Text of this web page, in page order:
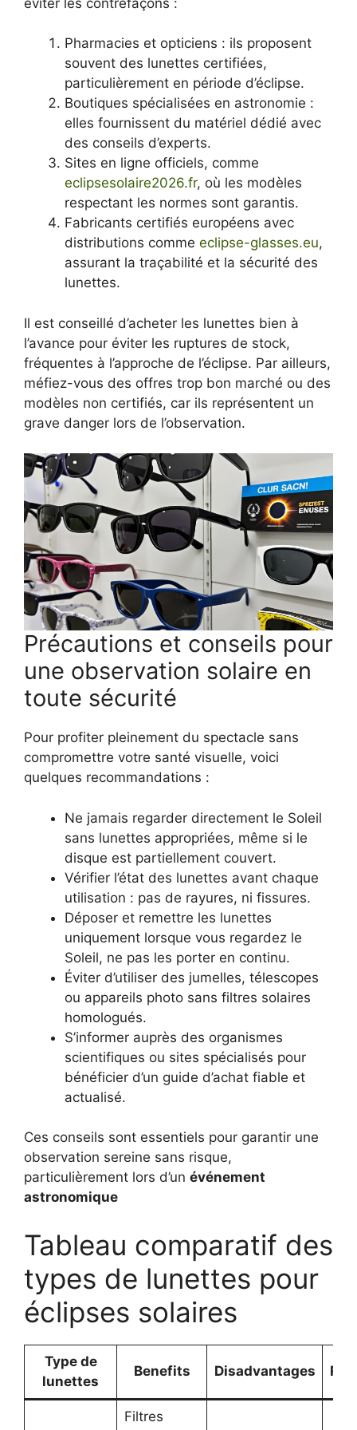
Pharmacies et opticiens : ils proposent
souvent des lunettes certifiées,
particulièrement en période d’éclipse.
Boutiques spécialisées en astronomie :
elles fournissent du matériel dédié avec
des conseils d’experts.
Sites en ligne officiels, comme
eclipsesolaire2026.fr, où les modèles
respectant les normes sont garantis.
Fabricants certifiés européens avec
distributions comme eclipse-glasses.eu,
assurant la traçabilité et la sécurité des
lunettes.
Il est conseillé d’acheter les lunettes bien à
l’avance pour éviter les ruptures de stock,
fréquentes à l’approche de l’éclipse. Par ailleurs,
méfiez-vous des offres trop bon marché ou des
modèles non certifiés, car ils représentent un
grave danger lors de l’observation.
Précautions et conseils pour
une observation solaire en
toute sécurité
Pour profiter pleinement du spectacle sans
compromettre votre santé visuelle, voici
quelques recommandations :
Ne jamais regarder directement le Soleil
sans lunettes appropriées, même si le
disque est partiellement couvert.
Vérifier l’état des lunettes avant chaque
utilisation : pas de rayures, ni fissures.
Déposer et remettre les lunettes
uniquement lorsque vous regardez le
Soleil, ne pas les porter en continu.
Éviter d’utiliser des jumelles, télescopes
ou appareils photo sans filtres solaires
homologués.
S’informer auprès des organismes
scientifiques ou sites spécialisés pour
bénéficier d’un guide d’achat fiable et
actualisé.
Ces conseils sont essentiels pour garantir une
observation sereine sans risque,
particulièrement lors d’un événement
astronomique
Tableau comparatif des
types de lunettes pour
éclipses solaires
Type de
lunettes
Benefits Disadvantages
Filtres